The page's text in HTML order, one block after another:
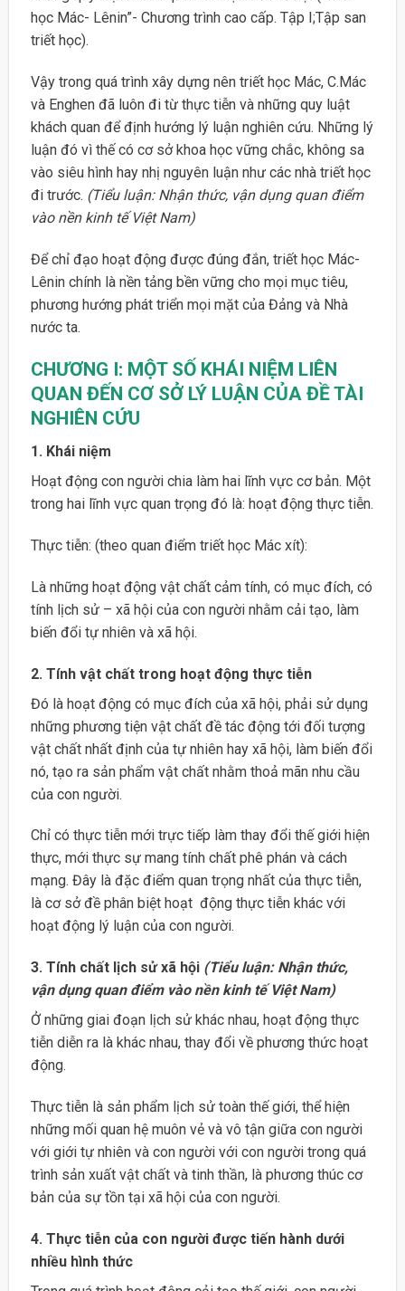
học Mác- Lênin”- Chương trình cao cấp. Tập I;Tập san
triết học).
Vậy trong quá trình xây dựng nên triết học Mác, C.Mác
và Enghen đã luôn đi từ thực tiễn và những quy luật
khách quan để định hướng lý luận nghiên cứu. Những lý
luận đó vì thế có cơ sở khoa học vững chắc, không sa
vào siêu hình hay nhị nguyên luận như các nhà triết học
đi trước. (Tiểu luận: Nhận thức, vận dụng quan điểm
vào nền kinh tế Việt Nam)
Để chỉ đạo hoạt động được đúng đắn, triết học Mác-
Lênin chính là nền tảng bền vững cho mọi mục tiêu,
phương hướng phát triển mọi mặt của Đảng và Nhà
nước ta.
CHƯƠNG I: MỘT SỐ KHÁI NIỆM LIÊN
QUAN ĐẾN CƠ SỞ LÝ LUẬN CỦA ĐỀ TÀI
NGHIÊN CỨU
1. Khái niệm
Hoạt động con người chia làm hai lĩnh vực cơ bản. Một
trong hai lĩnh vực quan trọng đó là: hoạt động thực tiễn.
Thực tiễn: (theo quan điểm triết học Mác xít):
Là những hoạt động vật chất cảm tính, có mục đích, có
tính lịch sử – xã hội của con người nhằm cải tạo, làm
biến đổi tự nhiên và xã hội.
2. Tính vật chất trong hoạt động thực tiễn
Đó là hoạt động có mục đích của xã hội, phải sử dụng
những phương tiện vật chất đề tác động tới đối tượng
vật chất nhất định của tự nhiên hay xã hội, làm biến đổi
nó, tạo ra sản phẩm vật chất nhằm thoả mãn nhu cầu
của con người.
Chỉ có thực tiễn mới trực tiếp làm thay đổi thế giới hiện
thực, mới thực sự mang tính chất phê phán và cách
mạng. Đây là đặc điểm quan trọng nhất của thực tiễn,
là cơ sở đề phân biệt hoạt động thực tiễn khác với
hoạt động lý luận của con người.
3. Tính chất lịch sử xã hội (Tiểu luận: Nhận thức,
vận dụng quan điểm vào nền kinh tế Việt Nam)
Ở những giai đoạn lịch sử khác nhau, hoạt động thực
tiễn diễn ra là khác nhau, thay đổi về phương thức hoạt
động.
Thực tiễn là sản phẩm lịch sử toàn thế giới, thể hiện
những mối quan hệ muôn vẻ và vô tận giữa con người
với giới tự nhiên và con người với con người trong quá
trình sản xuất vật chất và tinh thần, là phương thúc cơ
bản của sự tồn tại xã hội của con người.
4. Thực tiễn của con người được tiến hành dưới
nhiều hình thức